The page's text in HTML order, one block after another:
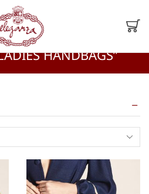
HANDBAGS”